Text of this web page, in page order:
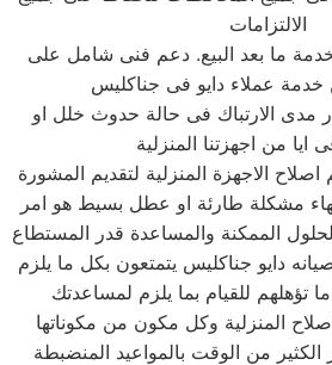
الالتزامات
ما بعد البيع. دعم فنى شامل على
مدى الارتباك فى حالة حدوث خلل او
الاجهزة المنزلية لتقديم المشورة
مشكلة طارئة او عطل بسيط هو امر
دايو جناكليس يتمتعون بكل ما يلزم
تؤهلهم للقيام بما يلزم لمساعدتك
المنزلية وكل مكون من مكوناتها
من الوقت بالمواعيد المنضبطة